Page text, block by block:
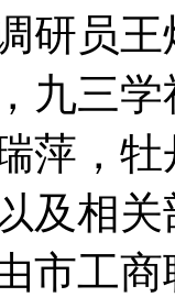
研员
九三
萍，
及相
市工